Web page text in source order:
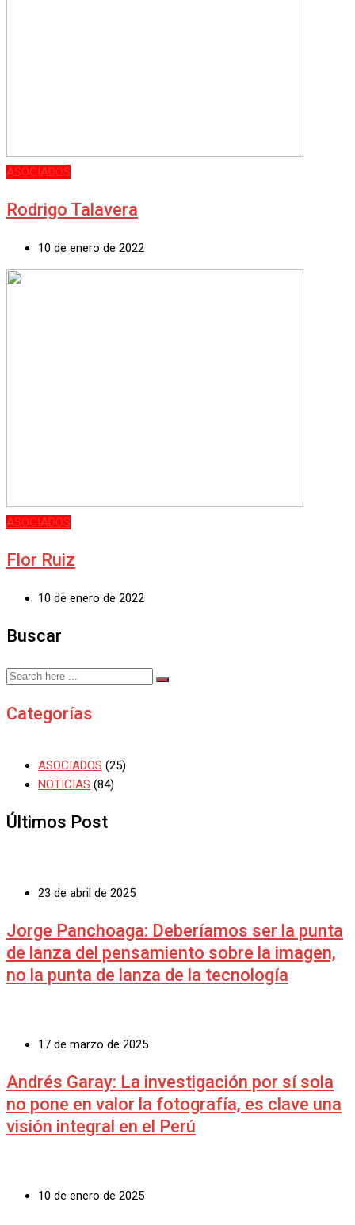
ASOCIADOS
Rodrigo Talavera
10 de enero de 2022
ASOCIADOS
Flor Ruiz
10 de enero de 2022
Buscar
Categorías
ASOCIADOS (25)
NOTICIAS (84)
Últimos Post
23 de abril de 2025
Jorge Panchoaga: Deberíamos ser la punta
de lanza del pensamiento sobre la imagen,
no la punta de lanza de la tecnología
17 de marzo de 2025
Andrés Garay: La investigación por sí sola
no pone en valor la fotografía, es clave una
visión integral en el Perú
10 de enero de 2025